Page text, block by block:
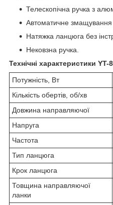
Телескопічна ручка з
Автоматичне змащування
Натяжка ланцюга без
Нековзна ручка.
Технічні характеристики YT-
Потужність, Вт
Кількість обертів, об/хв
Довжина направляючої
Напруга
Частота
Тип ланцюга
Крок ланцюга
Товщина направляючої
ланки